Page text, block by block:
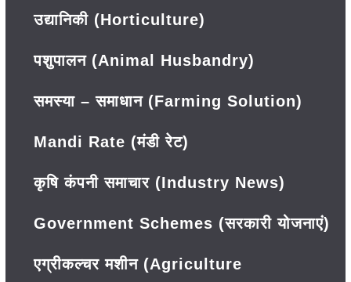
उद्यानिकी (Horticulture)
पशुपालन (Animal Husbandry)
समस्या – समाधान (Farming Solution)
Mandi Rate (मंडी रेट)
कृषि कंपनी समाचार (Industry News)
Government Schemes (सरकारी योजनाएं)
एग्रीकल्चर मशीन (Agriculture